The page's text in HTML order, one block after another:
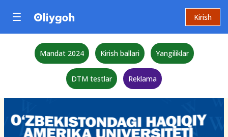
Kirish
Mandat 2024 Kirish ballari Yangiliklar
DTM testlar Reklama